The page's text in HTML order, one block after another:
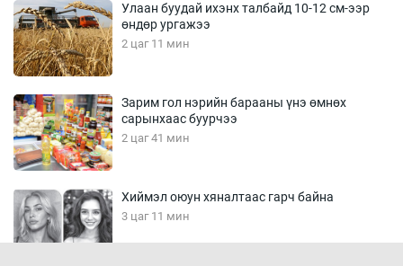
Улаан буудай ихэнх талбайд 10-12 см-ээр
өндөр ургажээ
2 цаг 11 мин
Зарим гол нэрийн барааны үнэ өмнөх
сарынхаас буурчээ
2 цаг 41 мин
Хиймэл оюун хяналтаас гарч байна
3 цаг 11 мин